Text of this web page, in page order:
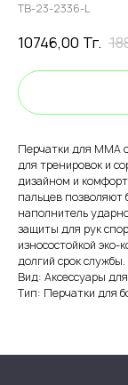
TB-23-2336-L
10746,00 Тг.
Перчатки для ММА
для тренировок и
дизайном и
пальцев позволяют
наполнитель
защиты для рук
износостойкой
долгий срок службы.
Вид: Аксессуары
Тип: Перчатки для